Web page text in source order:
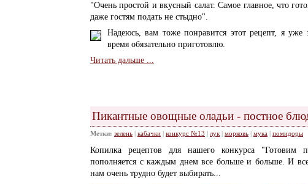
"Очень простой и вкусный салат. Самое главное, что
даже гостям подать не стыдно".
Надеюсь, вам тоже понравится этот рецепт, я
время обязательно приготовлю.
Читать дальше ...
Пикантные овощные оладьи - постное
Метки: зелень кабачки конкурс №13 лук морковь мука помидоры
Копилка рецептов для нашего конкурса "Готовим
пополняется с каждым днем все больше и больше. И
нам очень трудно будет выбирать...